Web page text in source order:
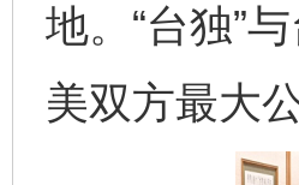
地。“台独”
美双方最大